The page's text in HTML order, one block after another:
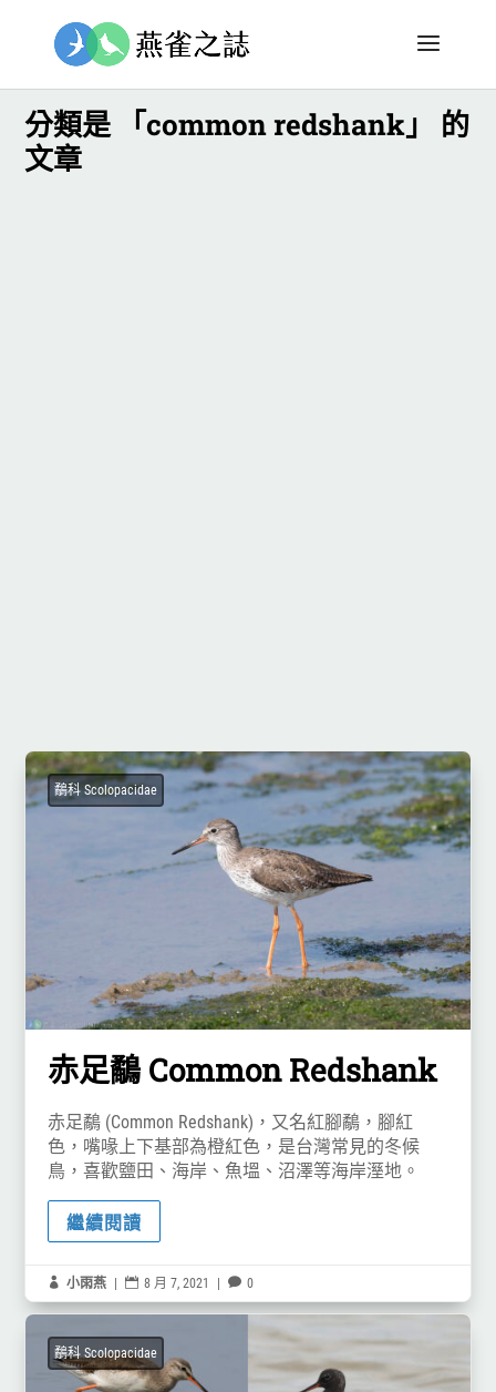
分類是 「common redshank」 的
文章
鷸科 Scolopacidae
赤足鷸 Common Redshank
赤足鷸 (Common Redshank)，又名紅腳鷸，腳紅
色，嘴喙上下基部為橙紅色，是台灣常見的冬候
鳥，喜歡鹽田、海岸、魚塭、沼澤等海岸溼地。
繼續閱讀
 小雨燕  8 月 7, 2021  0
鷸科 Scolopacidae